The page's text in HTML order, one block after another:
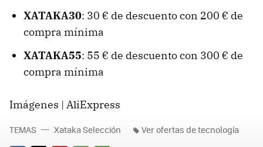
XATAKA30: 30 € de descuento con 200 € de
compra mínima
XATAKA55: 55 € de descuento con 300 € de
compra mínima
Imágenes | AliExpress
TEMAS Xataka Selección Ver ofertas de tecnología